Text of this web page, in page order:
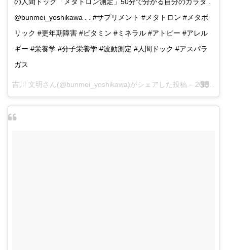
@bunmei_yoshikawa . . #サプリメント #メタトロン #メタボ
リック #更年期障害 #ビタミン #ミネラル #アトピー #アレル
ギー #栄養学 #分子栄養学 #波動測定 #人間ドック #アスパラ
ガス
吉川 文明さん(@bunmei_yoshikawa)がシェアした投稿 – 2017 5月 18 3:18午後 PDT